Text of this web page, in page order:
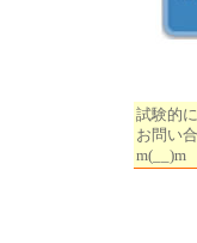
試験的
お問い
m(__)m